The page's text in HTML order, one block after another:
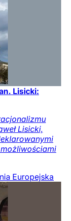
Lisicki:
Lisicki,
Europejska